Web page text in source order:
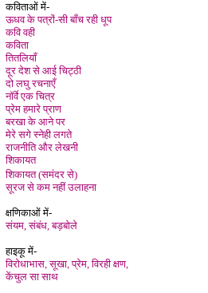
कविताओं में-
ऊधव के पत्रों-सी बाँच रही धूप
कवि वही
कविता
तितलियाँ
दूर देश से आई चिट्ठी
दो लघु रचनाएँ
नॉर्वे एक चित्र
प्रेम हमारे प्राण
बरखा के आने पर
मेरे सगे स्नेही लगते
राजनीति और लेखनी
शिकायत
शिकायत (समंदर से)
सूरज से कम नहीं उलाहना
क्षणिकाओं में-
संयम, संबंध, बड़बोले
हाइकू में-
विरोधाभास, सूखा, प्रेम, विरही क्षण,
केंचुल सा साथ